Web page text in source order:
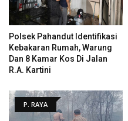
Polsek Pahandut Identifikasi
Kebakaran Rumah, Warung
Dan 8 Kamar Kos Di Jalan
R.A. Kartini
P. RAYA